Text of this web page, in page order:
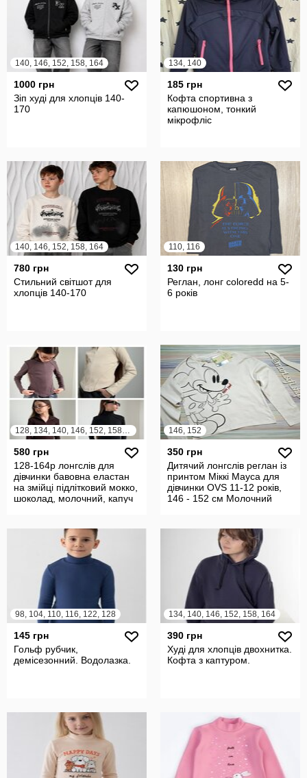
140, 146, 152, 158, 164
1000 грн
Зіп худі для хлопців 140-
170
134, 140
185 грн
Кофта спортивна з
капюшоном, тонкий
мікрофліс
140, 146, 152, 158, 164
780 грн
Стильний світшот для
хлопців 140-170
110, 116
130 грн
Реглан, лонг coloredd на 5-
6 років
128, 134, 140, 146, 152, 158, 164
580 грн
128-164р лонгслів для
дівчинки бавовна еластан
на змійці підлітковий мокко,
шоколад, молочний, капуч
146, 152
350 грн
Дитячий лонгслів реглан із
принтом Міккі Мауса для
дівчинки OVS 11-12 років,
146 - 152 см Молочний
98, 104, 110, 116, 122, 128
145 грн
Гольф рубчик,
демісезонний. Водолазка.
134, 140, 146, 152, 158, 164
390 грн
Худі для хлопців двохнитка.
Кофта з каптуром.